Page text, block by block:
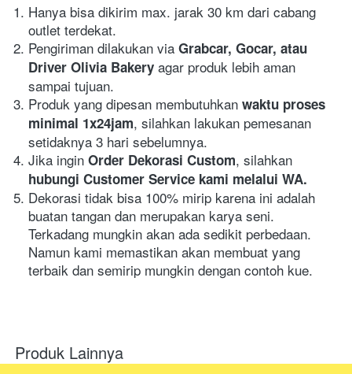
Hanya bisa dikirim max. jarak 30 km dari cabang
outlet terdekat.
Pengiriman dilakukan via Grabcar, Gocar, atau
Driver Olivia Bakery agar produk lebih aman
sampai tujuan.
Produk yang dipesan membutuhkan waktu proses
minimal 1x24jam, silahkan lakukan pemesanan
setidaknya 3 hari sebelumnya.
Jika ingin Order Dekorasi Custom, silahkan
hubungi Customer Service kami melalui WA.
Dekorasi tidak bisa 100% mirip karena ini adalah
buatan tangan dan merupakan karya seni.
Terkadang mungkin akan ada sedikit perbedaan.
Namun kami memastikan akan membuat yang
terbaik dan semirip mungkin dengan contoh kue.
Produk Lainnya